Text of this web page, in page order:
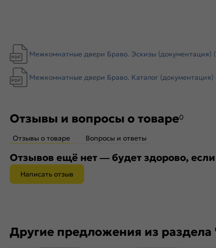
Межкомнатные двери Браво. Эскизы (документация)
Межкомнатные двери Браво. Каталог (документация)
Отзывы и вопросы о товаре0
Отзывы о товаре Вопросы и ответы
Отзывов ещё нет — будет здорово,
Написать отзыв
Другие предложения из раздела